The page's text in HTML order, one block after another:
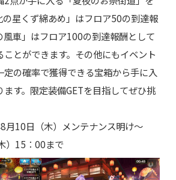
の星くず綿あめ」はフロア50の到達報
風車」はフロア100の到達報酬として
ことができます。その他にもイベント
定の確率で獲得できる宝箱から手に入
す。限定装備GETを目指してぜひ挑
月10日（木）メンテナンス明け～
）15：00まで